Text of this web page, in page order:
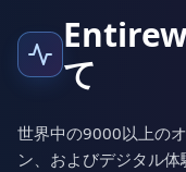
て
世界中の9000以上の
ン、およびデジタル